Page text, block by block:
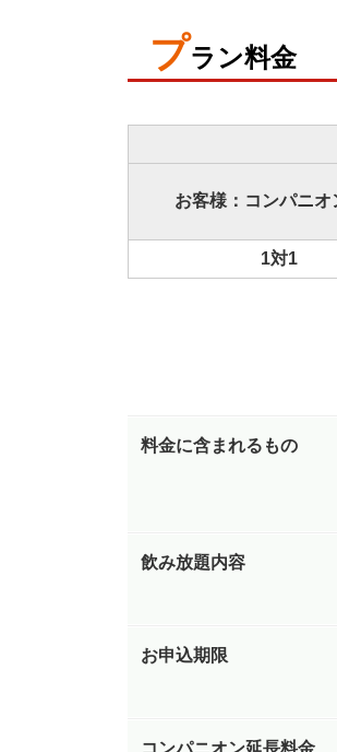
プラン料金
お客様：コンパニオ
1対1
料金に含まれるもの
飲み放題内容
お申込期限
コンパニオン延長料金